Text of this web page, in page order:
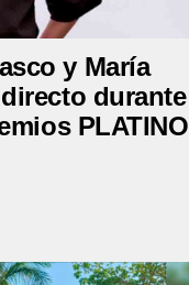
y María
durante
PLATINO